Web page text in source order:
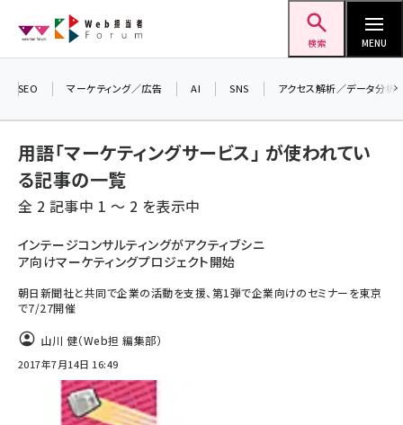
ン
検索 MENU
seo (3523)
ai (2804)
youtube (2429)
note (2312)
セミナー (2303)
z世代 (1622)
meo (1275)
SEO マーケティング／広告 AI SNS アクセス解析／データ分析
用語「マーケティングサービス」 が使われてい
る記事の一覧
全 2 記事中 1 ～ 2 を表示中
インテージコンサルティングがアクティブシニ
ア向けマーケティングプロジェクト開始
朝日新聞社と共同で企業の活動を支援、第1弾で企業向けのセミナーを東京
で7/27開催
山川 健（Web担 編集部）
2017年7月14日 16:49